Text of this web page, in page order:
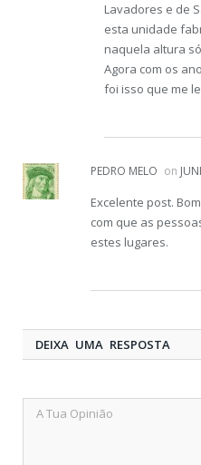
Lavadores e de
esta unidade
naquela altura
Agora com os
foi isso que me
PEDRO MELO on
Excelente post.
com que as
estes lugares.
DEIXA UMA RESPOSTA